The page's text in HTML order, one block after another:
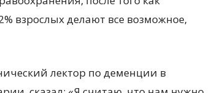
взрослых делают все возможное,
лектор по деменции в